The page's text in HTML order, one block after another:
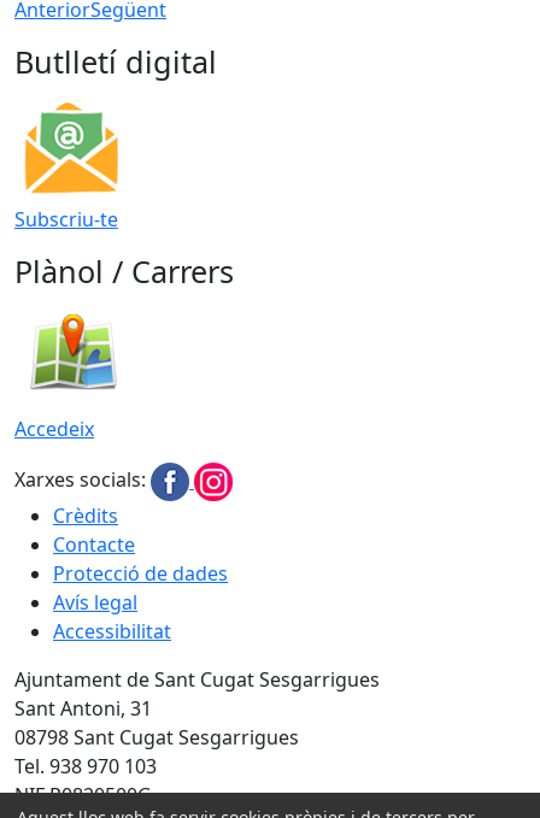
AnteriorSegüent
Butlletí digital
Subscriu-te
Plànol / Carrers
Accedeix
Xarxes socials:
Crèdits
Contacte
Protecció de dades
Avís legal
Accessibilitat
Ajuntament de Sant Cugat Sesgarrigues
Sant Antoni, 31
08798 Sant Cugat Sesgarrigues
Tel. 938 970 103
NIF P0820500G